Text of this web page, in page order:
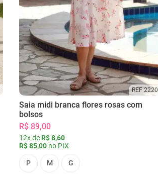
REF 2220
Saia midi branca flores rosas com
bolsos
R$ 89,00
12x de R$ 8,60
R$ 85,00 no PIX
P M G